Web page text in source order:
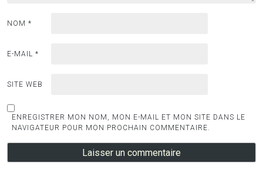
NOM *
E-MAIL *
SITE WEB
ENREGISTRER MON NOM, MON E-MAIL ET MON SITE DANS LE
NAVIGATEUR POUR MON PROCHAIN COMMENTAIRE.